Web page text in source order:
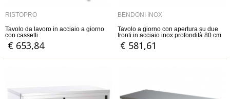
RISTOPRO
Tavolo da lavoro in acciaio a giorno
con cassetti
€ 653,84
BENDONI INOX
Tavolo a giorno con apertura su due
fronti in acciaio inox profondità 80 cm
€ 581,61